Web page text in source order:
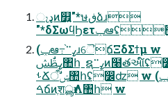
ෑډͷ௿͍"*ษڧձɹ
(ݕఆ߹֨ߨ࠲ɹୈճΞδΣϯμ w
ߨࢣࣗݾ঺հˍຊߨ࠲ͷ໨తઆ໌ʢ෼ʣ w
ࢀՃऀࣗݾ঺հʢ෼ʣ w (ݕఆͷ֓ཁઆ໌ʢ෼ʣ w
ࠓճͷֶशൣғΛ঺հ w